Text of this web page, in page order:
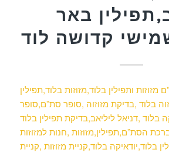
באר
קדושה לוד
ותפילין בלוד,מזוזות בלוד,תפילין
בלוד ,בדיקת מזוזוה ,סופר סת”ם,סופר
בלוד ,דניאל ליליאב,בדיקת תפילין בלוד
הסת”ם,תפילין,מזוזות ,חנות למזוזות
בלוד,יודאיקה בלוד,קניית מזוזות ,קניית